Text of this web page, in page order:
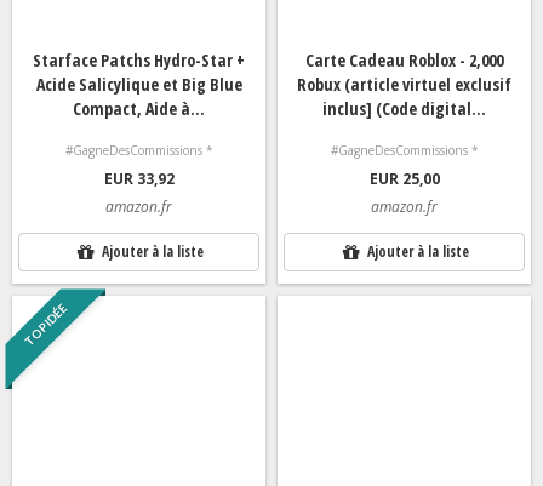
Starface Patchs Hydro-Star +
Acide Salicylique et Big Blue
Compact, Aide à...
#GagneDesCommissions *
EUR 33,92
amazon.fr
Ajouter à la liste
Carte Cadeau Roblox - 2,000
Robux (article virtuel exclusif
inclus] (Code digital...
#GagneDesCommissions *
EUR 25,00
amazon.fr
Ajouter à la liste
TOP IDÉE